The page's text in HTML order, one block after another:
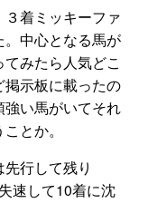
着ミッキーファ
中心となる馬が
みたら人気どこ
示板に載ったの
い馬がいてそれ
とか。
行して残り
速して10着に沈